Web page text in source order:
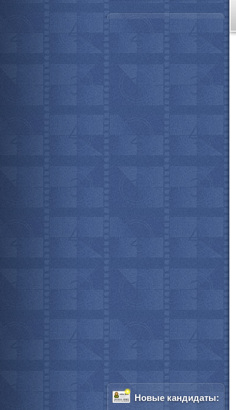
Новые кандидаты: